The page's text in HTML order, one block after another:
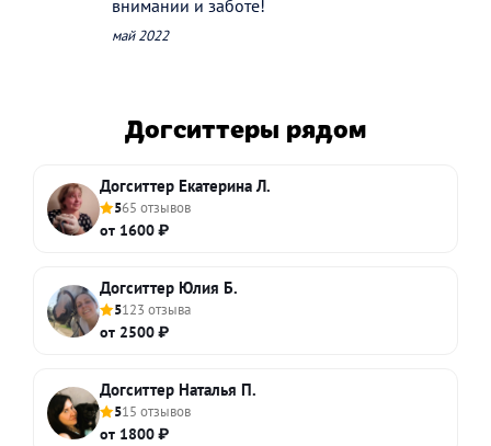
внимании и заботе!
май 2022
Догситтеры рядом
Догситтер Екатерина Л.
565 отзывов
от 1600 ₽
Догситтер Юлия Б.
5123 отзыва
от 2500 ₽
Догситтер Наталья П.
515 отзывов
от 1800 ₽